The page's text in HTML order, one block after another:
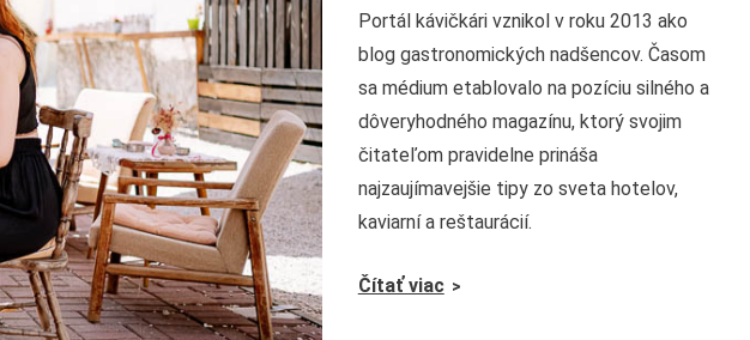
Portál kávičkári vznikol v roku 2013 ako
blog gastronomických nadšencov. Časom
sa médium etablovalo na pozíciu silného a
dôveryhodného magazínu, ktorý svojim
čitateľom pravidelne prináša
najzaujímavejšie tipy zo sveta hotelov,
kaviarní a reštaurácií.
Čítať viac